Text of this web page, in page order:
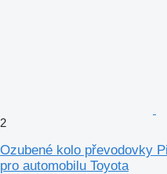
2
Ozubené kolo převodovky
pro automobilu Toyota